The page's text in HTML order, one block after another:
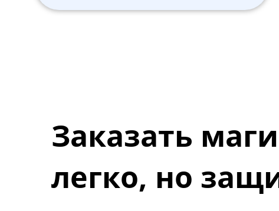
Заказать
легко, но